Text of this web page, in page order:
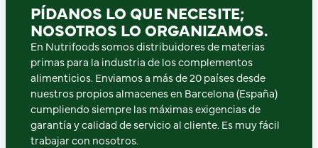
PÍDANOS LO QUE NECESITE;
NOSOTROS LO ORGANIZAMOS.
En Nutrifoods somos distribuidores de materias
primas para la industria de los complementos
alimenticios. Enviamos a más de 20 países desde
nuestros propios almacenes en Barcelona (España)
cumpliendo siempre las máximas exigencias de
garantía y calidad de servicio al cliente. Es muy fácil
trabajar con nosotros.